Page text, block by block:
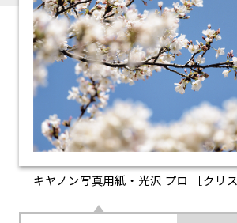
キヤノン写真用紙・光沢 プロ ［クリ